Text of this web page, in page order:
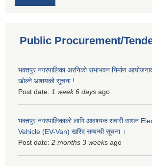
Public Procurement/
भक्तपुर नगरपालिका अरनिको सभाभवन निर्माण
खोल्ने आशयको सूचना !
Post date: 1 week 6 days ago
भक्तपुर नगरपालिकाकाे लागि आवश्यक सवारी साधन
Vehicle (EV-Van) खरिद सम्बन्धी सूचना ।
Post date: 2 months 3 weeks ago